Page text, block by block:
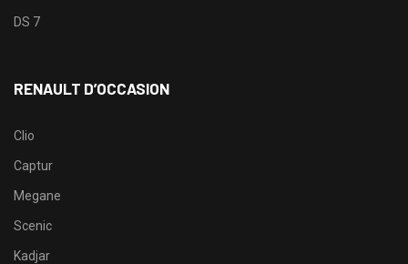
DS 7
RENAULT D’OCCASION
Clio
Captur
Megane
Scenic
Kadjar